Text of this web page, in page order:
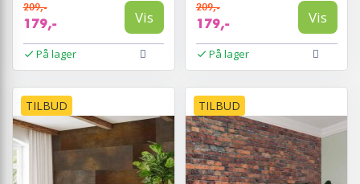
209,-
179,- Vis
På lager
209,-
179,- Vis
På lager
TILBUD TILBUD